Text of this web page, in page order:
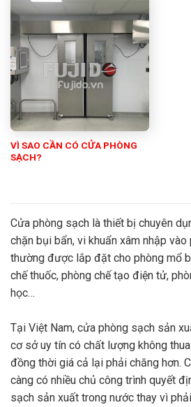
VÌ SAO CẦN CÓ CỬA PHÒNG
SẠCH?
Cửa phòng sạch là thiết bị chuyên
chặn bụi bẩn, vi khuẩn xâm nhập
thường được lắp đặt cho phòng mổ
chế thuốc, phòng chế tạo điện tử,
học…
Tại Việt Nam, cửa phòng sạch sản
cơ sở uy tín có chất lượng không
đồng thời giá cả lại phải chăng hơn.
càng có nhiều chủ công trình quyết
sạch sản xuất trong nước thay vì